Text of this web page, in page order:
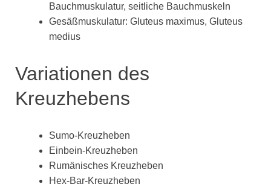
Bauchmuskulatur, seitliche Bauchmuskeln
Gesäßmuskulatur: Gluteus maximus, Gluteus
medius
Variationen des
Kreuzhebens
Sumo-Kreuzheben
Einbein-Kreuzheben
Rumänisches Kreuzheben
Hex-Bar-Kreuzheben